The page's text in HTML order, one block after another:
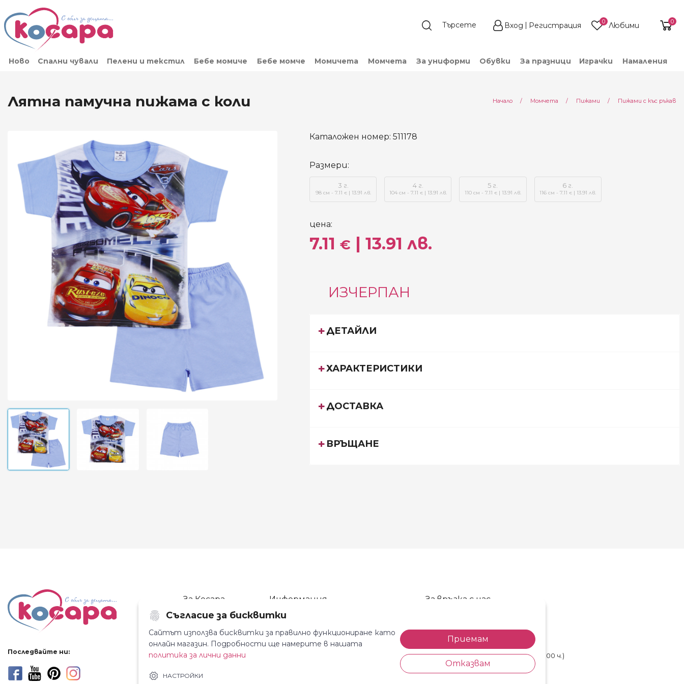
Вход Регистрация Любими
0 0
Ново Спални чували Пелени и текстил Бебе момиче Бебе момче Момичета Момчета За униформи Обувки За празници Играчки Намаления
Лятна памучна пижама с коли Начало Момчета Пижами Пижами с къс ръкав
Каталожен номер: 511178
цена:
7.11 € | 13.91 лв.
Размери:
3 г.
98 см - 7.11 €| 13.91 лв.
4 г.
104 см - 7.11 €| 13.91 лв.
5 г.
110 см - 7.11 €| 13.91 лв.
6 г.
116 см - 7.11 € | 13.91 лв.
ИЗЧЕРПАН
ДЕТАЙЛИ
ХАРАКТЕРИСТИКИ
ДОСТАВКА
ВРЪЩАНЕ
Последвайте ни:
За Косара
За нас
Магазини
Новини
Контакти
Информация
Общи условия
Декларация за поверителност
Доставка и плащане
За връзка с нас
тел: 0885 514 577
e-mail: shop@kosara.bg
Всеки делничен ден (от 8.30 до 17.00 ч.)
Съгласие за бисквитки
Сайтът използва бисквитки за правилно функциониране като
онлайн магазин. Подробности ще намерите в нашата
политика за лични данни
НАСТРОЙКИ
Приемам
Отказвам